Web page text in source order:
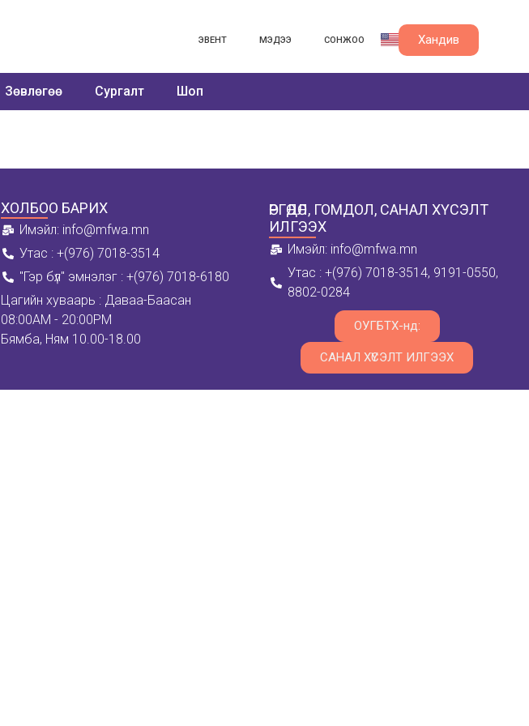
ЭВЕНТ МЭДЭЭ СОНЖОО Хандив
Зөвлөгөө Сургалт Шоп
ХОЛБОО БАРИХ
Имэйл: info@mfwa.mn
Утас : +(976) 7018-3514
''Гэр бүл" эмнэлэг : +(976) 7018-6180
Цагийн хуваарь : Даваа-Баасан
08:00AM - 20:00PM
Бямба, Ням 10.00-18.00
ӨРГӨДӨЛ, ГОМДОЛ, САНАЛ ХҮСЭЛТ
ИЛГЭЭХ
Имэйл: info@mfwa.mn
Утас : +(976) 7018-3514, 9191-0550,
8802-0284
ОУГБТХ-нд:
САНАЛ ХҮСЭЛТ ИЛГЭЭХ